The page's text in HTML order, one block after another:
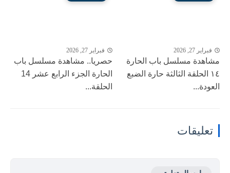
فبراير 27, 2026
مشاهدة مسلسل باب الحارة
١٤ الحلقة الثالثة حارة الضبع
العودة...
فبراير 27, 2026
حصريا.. مشاهدة مسلسل باب
الحارة الجزء الرابع عشر 14
الحلقة...
تعليقات